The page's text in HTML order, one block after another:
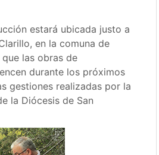
estará ubicada justo a
en la comuna de
las obras de
durante los próximos
gestiones realizadas por la
la Diócesis de San